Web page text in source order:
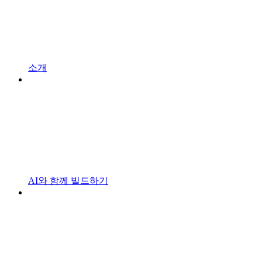
소개
AI와 함께 빌드하기